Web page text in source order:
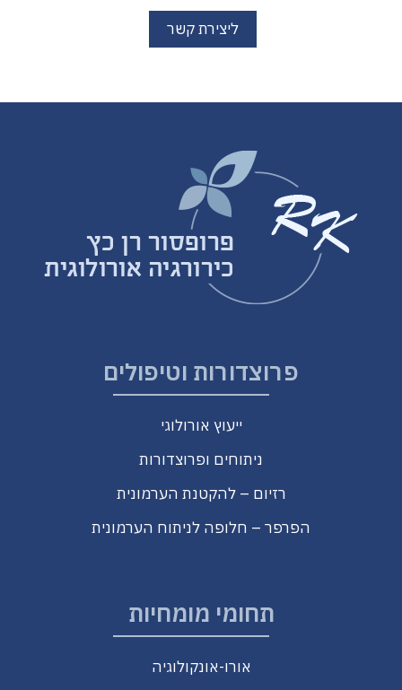
ליצירת קשר
פרוצדורות וטיפולים
ייעוץ אורולוגי
ניתוחים ופרוצדורות
רזיום – להקטנת הערמונית
הפרפר – חלופה לניתוח הערמונית
תחומי מומחיות
אורו-אונקולוגיה